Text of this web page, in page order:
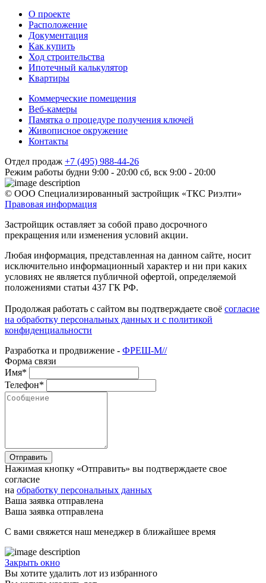
О проекте
Раcположение
Документация
Как купить
Ход строительства
Ипотечный калькулятор
Квартиры
Коммерческие помещения
Веб-камеры
Памятка о процедуре получения ключей
Живописное окружение
Контакты
Отдел продаж +7 (495) 988-44-26
Режим работы будни 9:00 - 20:00 сб, вск 9:00 - 20:00
© ООО Специализированный застройщик «ТКС Риэлти»
Правовая информация
Застройщик оставляет за собой право досрочного
прекращения или изменения условий акции.
Любая информация, представленная на данном сайте, носит
исключительно информационный характер и ни при каких
условиях не является публичной офертой, определяемой
положениями статьи 437 ГК РФ.
Продолжая работать с сайтом вы подтверждаете своё согласие
на обработку персональных данных и с политикой
конфиденциальности
Разработка и продвижение - ФРЕШ-М//
Форма связи
Имя*
Телефон*
Отправить
Нажимая кнопку «Отправить» вы подтверждаете свое
согласие
на обработку персональных данных
Ваша заявка отправлена
Ваша заявка отправлена
С вами свяжется наш менеджер в ближайшее время
Закрыть окно
Вы хотите удалить лот из избранного